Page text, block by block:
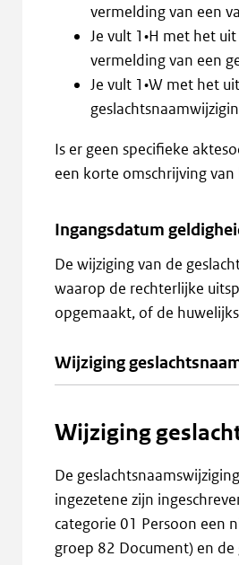
vermelding van een
Je vult 1•H met het
vermelding van een
Je vult 1•W met het
Is er geen specifieke
een korte omschrijving
Ingangsdatum
De wijziging van de
waarop de rechterlijke
opgemaakt, of de
Wijziging
Wijziging
De
ingezetene zijn
categorie 01 Persoon een
groep 82 Document) en